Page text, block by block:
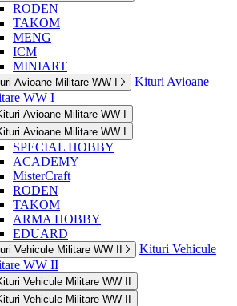
RODEN
TAKOM
MENG
ICM
MINIART
Avioane Militare WW I
Kituri Avioane
WW I
Avioane Militare WW I
Avioane Militare WW I
SPECIAL HOBBY
ACADEMY
MisterCraft
RODEN
TAKOM
ARMA HOBBY
EDUARD
Vehicule Militare WW II
Kituri Vehicule
WW II
Vehicule Militare WW II
Vehicule Militare WW II